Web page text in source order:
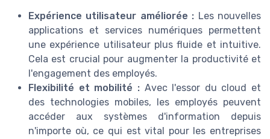
Expérience utilisateur améliorée : Les nouvelles
applications et services numériques permettent
une expérience utilisateur plus fluide et intuitive.
Cela est crucial pour augmenter la productivité et
l'engagement des employés.
Flexibilité et mobilité :Avec l'essor du cloud et
des technologies mobiles, les employés peuvent
accéder aux systèmes d'information depuis
n'importe où, ce qui est vital pour les entreprises